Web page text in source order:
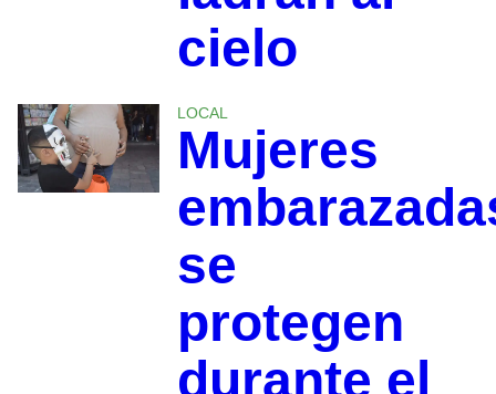
cielo
LOCAL
Mujeres
se
protegen
durante el